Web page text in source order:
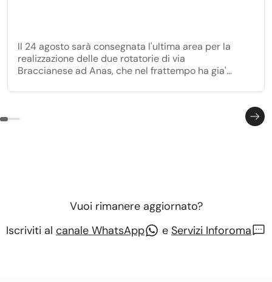
Il 24 agosto sarà consegnata l'ultima area per la
realizzazione delle due rotatorie di via
Braccianese ad Anas, che nel frattempo ha gia'
rotatoria all'incrocio con via Anguillarese.
Vuoi rimanere aggiornato?
Iscriviti al canale WhatsApp e Servizi Inforoma